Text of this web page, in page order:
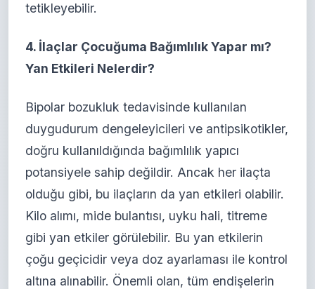
tetikleyebilir.
4. İlaçlar Çocuğuma Bağımlılık Yapar mı?
Yan Etkileri Nelerdir?
Bipolar bozukluk tedavisinde kullanılan
duygudurum dengeleyicileri ve antipsikotikler,
doğru kullanıldığında bağımlılık yapıcı
potansiyele sahip değildir. Ancak her ilaçta
olduğu gibi, bu ilaçların da yan etkileri olabilir.
Kilo alımı, mide bulantısı, uyku hali, titreme
gibi yan etkiler görülebilir. Bu yan etkilerin
çoğu geçicidir veya doz ayarlaması ile kontrol
altına alınabilir. Önemli olan, tüm endişelerin